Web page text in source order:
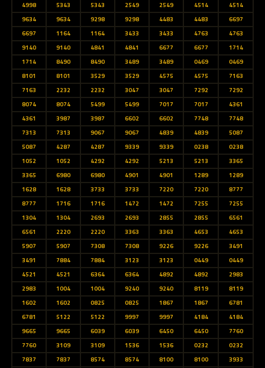
4998
5343 5343 2549 2549 4514
4514
9634
9634 9298 9298 4483 4483
6697
6697
1164 1164 3433 3433 4763
4763
9140
9140 4841 4841 6677 6677
1714
1714
8490 8490 3489 3489 0469
0469
8101
8101 3529 3529 4575 4575
7163
7163
2232 2232 3047 3047 7292
7292
8074
8074 5499 5499 7017 7017
4361
4361
3987 3987 6602 6602 7748
7748
7313
7313 9067 9067 4839 4839
5087
5087
4287 4287 9339 9339 0238
0238
1052
1052 4292 4292 5213 5213
3365
3365
6980 6980 4901 4901 1289
1289
1628
1628 3733 3733 7220 7220
8777
8777
1716 1716 1472 1472 7255
7255
1304
1304 2693 2693 2855 2855
6561
6561
2220 2220 3363 3363 4653
4653
5907
5907 7308 7308 9226 9226
3491
3491
7884 7884 3123 3123 0449
0449
4521
4521 6364 6364 4892 4892
2983
2983
1004 1004 9240 9240 8119
8119
1602
1602 0825 0825 1867 1867
6781
6781
5122 5122 9997 9997 4184
4184
9665
9665 6039 6039 6450 6450
7760
7760
3109 3109 1536 1536 0232
0232
7837
7837 8574 8574 8100 8100 3933